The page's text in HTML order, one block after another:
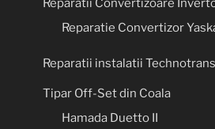
Reparatii Convertizoare
Reparatie Convertizor
Reparatii instalatii Technotrans
Tipar Off-Set din Coala
Hamada Duetto II